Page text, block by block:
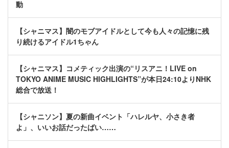
動
【シャニマス】闇のモブアイドルとして今も人々の記憶に残
り続けるアイドル1ちゃん
【シャニマス】コメティック出演の“リスアニ！LIVE on
TOKYO ANIME MUSIC HIGHLIGHTS”が本日24:10よりNHK
総合で放送！
【シャニソン】夏の新曲イベント「ハレルヤ、小さき者
よ」、いいお話だったばい……